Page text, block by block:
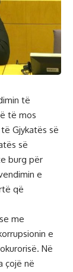
të
të mos
Gjykatës së
së
burg për
e
që
me
e
Në
çojë në